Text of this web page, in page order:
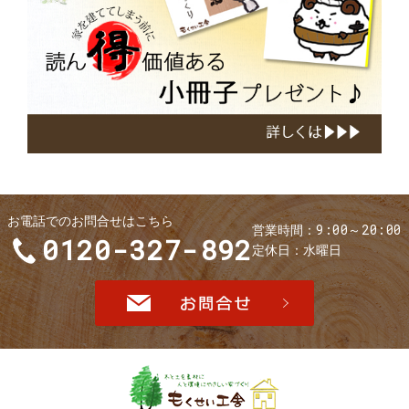
お電話でのお問合せはこちら
0120-327-892
営業時間 9:00～20:00
定休日 水曜日
お問合せ